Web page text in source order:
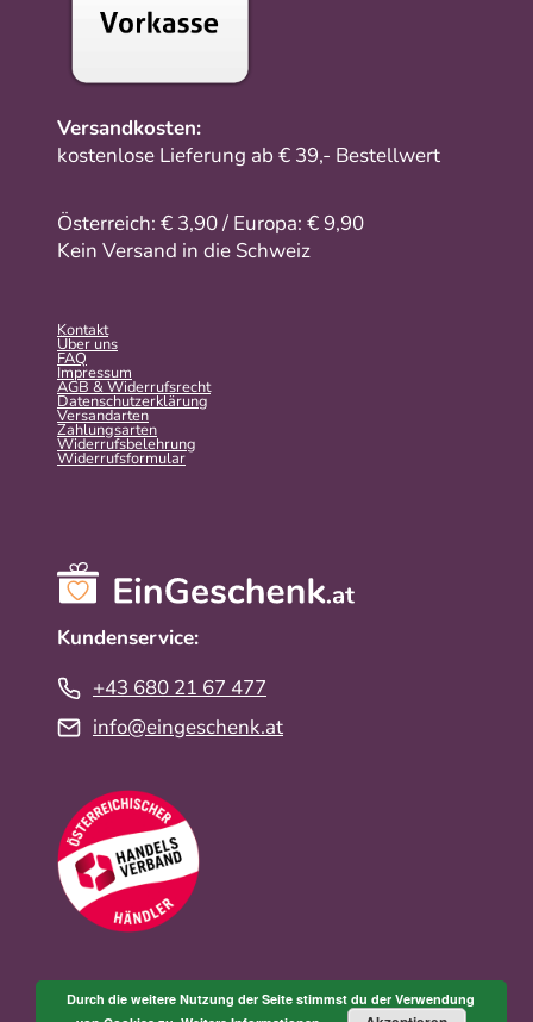
Versandkosten:
kostenlose Lieferung ab € 39,- Bestellwert
Österreich: € 3,90 / Europa: € 9,90
Kein Versand in die Schweiz
Kontakt
Über uns
FAQ
Impressum
AGB & Widerrufsrecht
Datenschutzerklärung
Versandarten
Zahlungsarten
Widerrufsbelehrung
Widerrufs­formular
Kundenservice:
+43 680 21 67 477
info@eingeschenk.at
Durch die weitere Nutzung der Seite stimmst du der Verwendung